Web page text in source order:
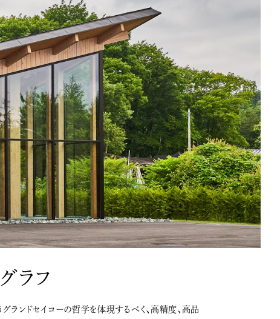
ラフ
ランドセイコーの哲学を体現するべく、高精度、高品